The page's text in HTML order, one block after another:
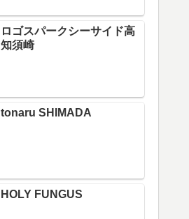
ロゴスパークシーサイド高
知須崎
tonaru SHIMADA
HOLY FUNGUS